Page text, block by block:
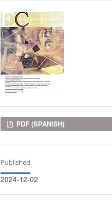
Downloads
PDF (SPANISH)
Published
2024-12-02